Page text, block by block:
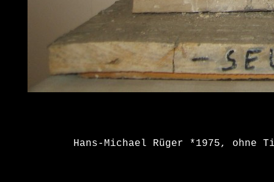
Hans-Michael Rüger *1975,